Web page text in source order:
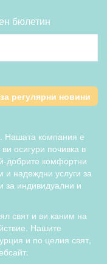
бюлетин
регулярни новини
Нашата компания е
осигури почивка в
добрите комфортни
и надеждни услуги за
за индивидуални и
свят и ви каним на
Нашите
и по целия свят,